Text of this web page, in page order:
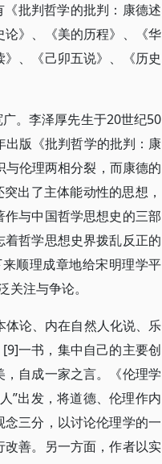
批判哲学的批判：康德述
》、《美的历程》、《华
、《己卯五说》、《历史
。李泽厚先生于20世纪50
版《批判哲学的批判：康
伦理两相分裂，而康德的
出了主体能动性的思想，
与中国哲学思想史的三部
哲学思想史界拨乱反正的
顺理成章地给宋明理学平
注与争论。
论、内在自然人化说、乐
一书，集中自己的主要创
自成一家之言。《伦理学
”出发，将道德、伦理作内
三分，以讨论伦理学的一
善。另一方面，作者以实